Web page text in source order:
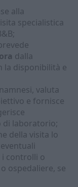
alla
specialistica
dalla
la disponibilità e
valuta
e fornisce
laboratorio;
della visita lo
controlli o
ospedaliere, se